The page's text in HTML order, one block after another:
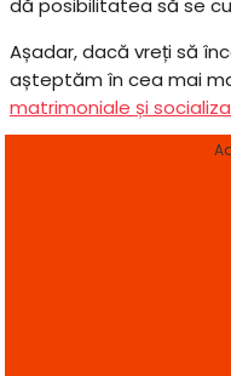
dă posibilitatea să se
Așadar, dacă vreți să
așteptăm în cea mai
matrimoniale și